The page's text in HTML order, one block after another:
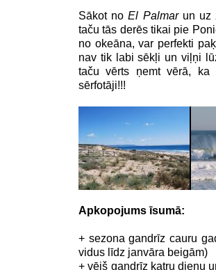
Sākot noEl Palmar un uz
taču tās derēs tikai pie
no okeāna, var perfekti
nav tik labi sēkļi un viļņi
taču vērts ņemt vērā,
sērfotāji!!!
Apkopojums īsumā:
+ sezona gandrīz cauru
vidus līdz janvāra beigām)
+ vējš gandrīz katru dienu